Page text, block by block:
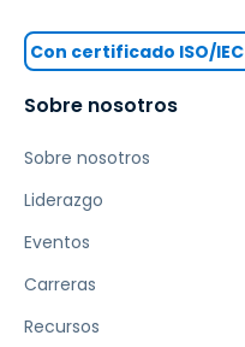
Sobre nosotros
Sobre nosotros
Liderazgo
Eventos
Carreras
Recursos
Con certificado ISO/IEC